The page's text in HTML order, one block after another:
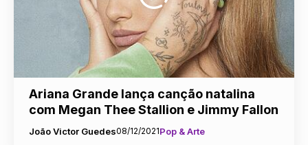
Ariana Grande lança canção natalina
com Megan Thee Stallion e Jimmy Fallon
João Victor Guedes08/12/2021Pop & Arte